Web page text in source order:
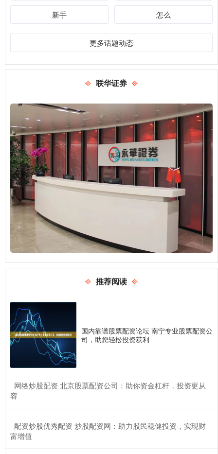
新手 怎么
更多话题动态
联华证券
推荐阅读
国内靠谱股票配资论坛 南宁专业股票配资公
司，助您轻松投资获利
​网络炒股配资 北京股票配资公司：助你资金杠杆，投资更从
容
​配资炒股优秀配资 炒股配资网：助力股民稳健投资，实现财
富增值